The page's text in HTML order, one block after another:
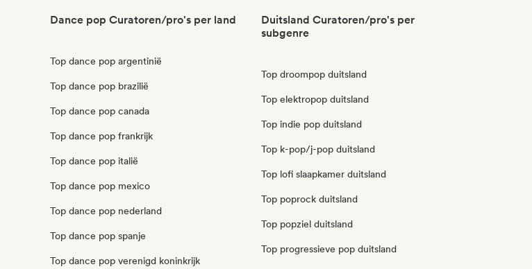
Dance pop Curatoren/pro's per land
Top dance pop argentinië
Top dance pop brazilië
Top dance pop canada
Top dance pop frankrijk
Top dance pop italië
Top dance pop mexico
Top dance pop nederland
Top dance pop spanje
Top dance pop verenigd koninkrijk
Duitsland Curatoren/pro's per
subgenre
Top droompop duitsland
Top elektropop duitsland
Top indie pop duitsland
Top k-pop/j-pop duitsland
Top lofi slaapkamer duitsland
Top poprock duitsland
Top popziel duitsland
Top progressieve pop duitsland